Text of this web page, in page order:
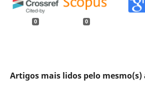
0 0
Artigos mais lidos pelo